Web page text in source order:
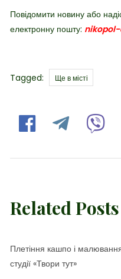
Повідомити новину або
електронну пошту:
Tagged: Tags
Ще в місті
Related Posts
Плетіння кашпо і
студії «Твори тут»